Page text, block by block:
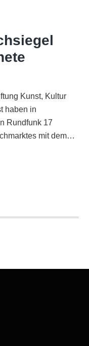
Kunst, Kultur
haben in
Rundfunk 17
mit dem…